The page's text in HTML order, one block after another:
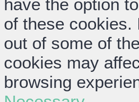
have the option
of these cookies.
out of some of
cookies may
browsing